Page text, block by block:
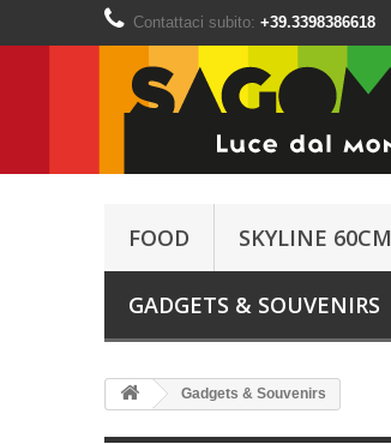
Contattaci subito: +39.3398386618
FOOD SKYLINE 60CM
GADGETS & SOUVENIRS
Gadgets & Souvenirs